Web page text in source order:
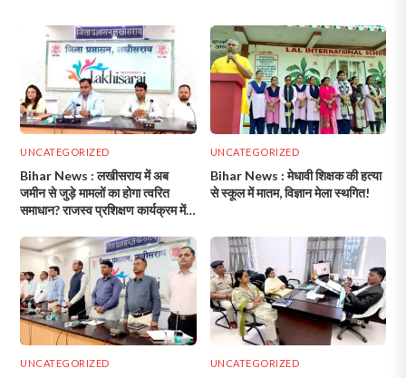
UNCATEGORIZED
Bihar News : लखीसराय में अब
जमीन से जुड़े मामलों का होगा त्वरित
समाधान? राजस्व प्रशिक्षण कार्यक्रम में
UNCATEGORIZED
Bihar News : मेधावी शिक्षक की हत्या
से स्कूल में मातम, विज्ञान मेला स्थगित!
UNCATEGORIZED UNCATEGORIZED